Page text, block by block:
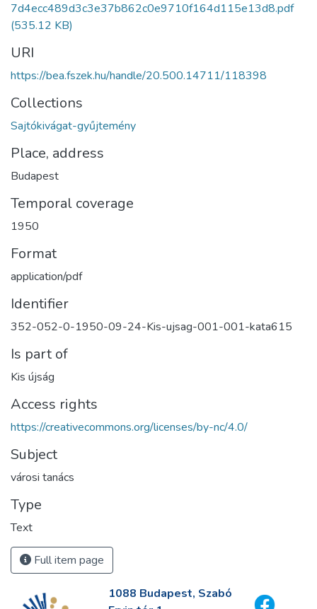
7d4ecc489d3c3e37b862c0e9710f164d115e13d8.pdf
(535.12 KB)
URI
https://bea.fszek.hu/handle/20.500.14711/118398
Collections
Sajtókivágat-gyűjtemény
Place, address
Budapest
Temporal coverage
1950
Format
application/pdf
Identifier
352-052-0-1950-09-24-Kis-ujsag-001-001-kata615
Is part of
Kis újság
Access rights
https://creativecommons.org/licenses/by-nc/4.0/
Subject
városi tanács
Type
Text
Full item page
1088 Budapest, Szabó